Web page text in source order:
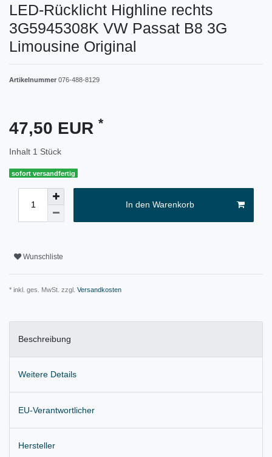
LED-Rücklicht Highline rechts
3G5945308K VW Passat B8 3G
Limousine Original
Artikelnummer 076-488-8129
47,50 EUR *
Inhalt 1 Stück
sofort versandfertig
In den Warenkorb
Wunschliste
* inkl. ges. MwSt. zzgl. Versandkosten
Beschreibung
Weitere Details
EU-Verantwortlicher
Hersteller